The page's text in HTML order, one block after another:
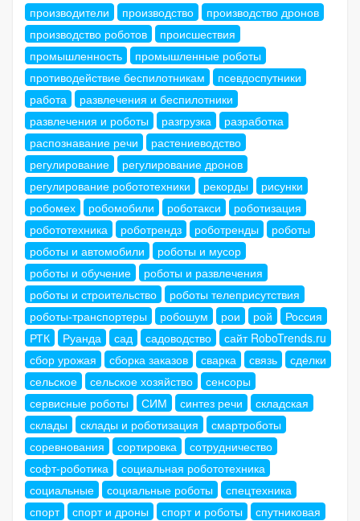
производители
производство
производство дронов
производство роботов
происшествия
промышленность
промышленные роботы
противодействие беспилотникам
псевдоспутники
работа
развлечения и беспилотники
развлечения и роботы
разгрузка
разработка
распознавание речи
растениеводство
регулирование
регулирование дронов
регулирование робототехники
рекорды
рисунки
робомех
робомобили роботакси
роботизация
робототехника
роботрендз роботренды
роботы
роботы и автомобили
роботы и мусор
роботы и обучение
роботы и развлечения
роботы и строительство
роботы телеприсутствия
роботы-транспортеры
робошум рои рой
Россия
РТК
Руанда сад садоводство
сайт RoboTrends.ru
сбор урожая
сборка заказов сварка связь
сделки
сельское
сельское хозяйство
сенсоры
сервисные роботы
СИМ синтез речи
складская
склады
склады и роботизация
смартроботы
соревнования
сортировка
сотрудничество
софт-роботика
социальная робототехника
социальные
социальные роботы
спецтехника
спорт
спорт и дроны спорт и роботы
спутниковая